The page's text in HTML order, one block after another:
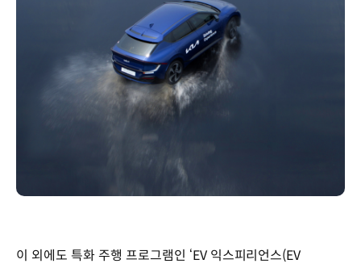
이 외에도 특화 주행 프로그램인 ‘EV 익스피리언스(EV